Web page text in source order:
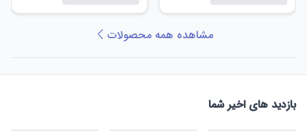
مشاهده همه محصولات
بازدید های اخیر شما